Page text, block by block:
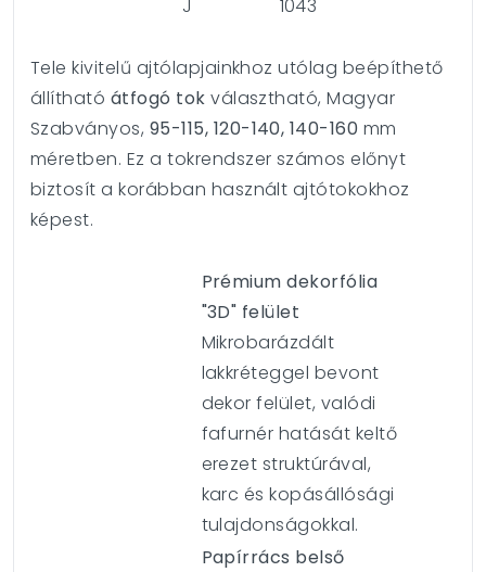
J 1043
Tele kivitelű ajtólapjainkhoz utólag beépíthető
állítható átfogó tok választható, Magyar
Szabványos, 95-115, 120-140, 140-160 mm
méretben. Ez a tokrendszer számos előnyt
biztosít a korábban használt ajtótokokhoz
képest.
Prémium dekorfólia
"3D" felület
Mikrobarázdált
lakkréteggel bevont
dekor felület, valódi
fafurnér hatását keltő
erezet struktúrával,
karc és kopásállósági
tulajdonságokkal.
Papírrács belső